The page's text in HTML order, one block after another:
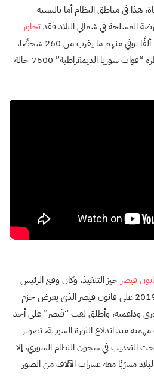
512 حالة وفاة، هذا في مناطق النظام أما بالنسبة
المسلحة في شمالي البلاد فقدتجاوز
عدد الإصابات بجائحة كورونا 18 ألفًا توفي منهم ما يقرب من 260 شخصًا،
وبلغت الإصابات في مناطق سيطرة “قوات سوريا الديمقراطية” 7500 حالة
قيصر حيز التنفيذ، وكان وقع الرئيس
الأمريكي دونالد ترامب في أواخر 2019 على قانون قيصر الذي يفرض حزم
وداعميه، وأطلق لقب “قيصر” على أحد
منذ اندلاع الثورة السورية، تصوير
التعذيب في سجون النظام السوري، إلا
مسرّبًا معه عشرات الآلاف من الصور